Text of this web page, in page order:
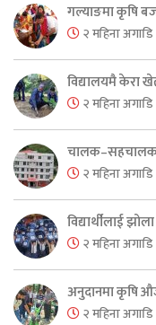
गल्याङमा कृषि
२ महिना अगाडि
विद्यालयमै केरा
२ महिना अगाडि
२ महिना अगाडि
विद्यार्थीलाई झोला
२ महिना अगाडि
अनुदानमा कृषि
२ महिना अगाडि